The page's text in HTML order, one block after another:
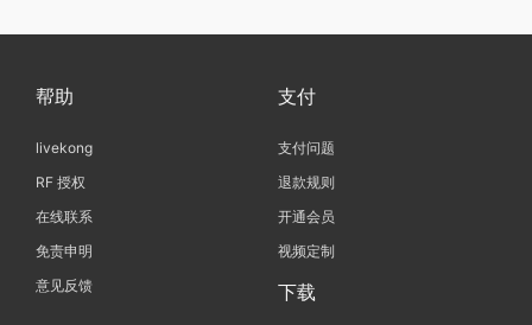
帮助
livekong
RF 授权
在线联系
免责申明
意见反馈
支付
支付问题
退款规则
开通会员
视频定制
下载